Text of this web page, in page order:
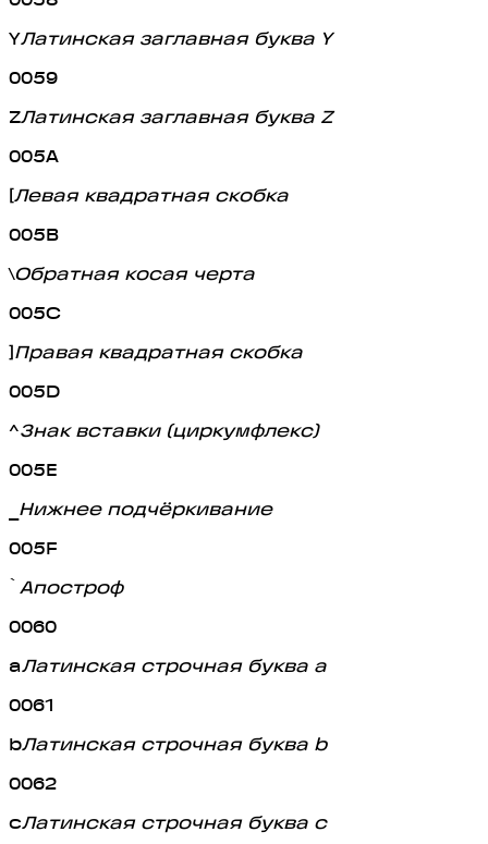
YЛатинская заглавная буква Y
0059
ZЛатинская заглавная буква Z
005A
[Левая квадратная скобка
005B
\Обратная косая черта
005C
]Правая квадратная скобка
005D
^Знак вставки (циркумфлекс)
005E
Нижнее подчёркивание
005F
` Апостроф
0060
aЛатинская строчная буква a
0061
bЛатинская строчная буква b
0062
cЛатинская строчная буква c